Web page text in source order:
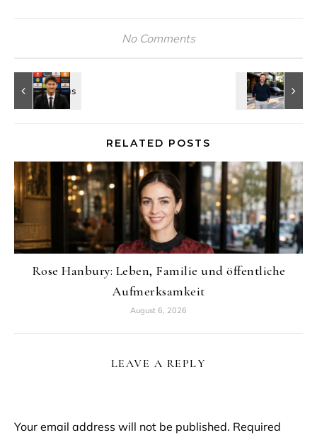
No Comments
RELATED POSTS
Rose Hanbury: Leben, Familie und öffentliche
Aufmerksamkeit
August 6, 2026
LEAVE A REPLY
Your email address will not be published. Required